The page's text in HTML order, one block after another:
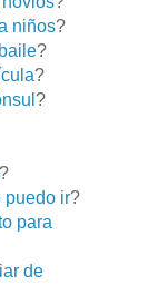
niños?
?
?
?
?
puedo ir?
para
de